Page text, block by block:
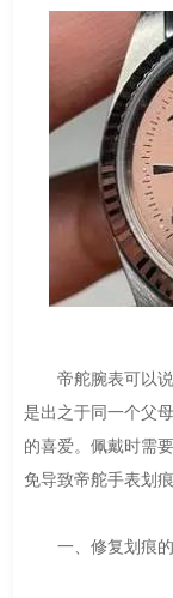
帝舵腕表可以说
是出之于同一个父
的喜爱。佩戴时需
免导致帝舵手表划痕
一、修复划痕的